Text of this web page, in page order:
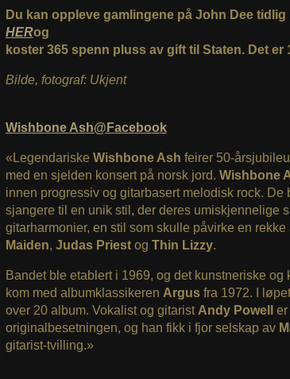
Du kan oppleve gamlingene på John Dee
HERog
koster 365 spenn pluss av gift til Staten. Det er
Bilde, fotograf: Ukjent
Wishbone Ash@Facebook
«Legendariske Wishbone Ash feirer 50-
med en sjelden konsert på norsk jord. Wishbone
innen progressiv og gitarbasert melodisk rock. De
sjangere til en unik stil, der deres umiskjennelige
gitarharmonier, en stil som skulle påvirke en rekke
Maiden, Judas Priest og Thin Lizzy.
Bandet ble etablert i 1969, og det kunstneriske
kom med albumklassikeren Argus fra 1972. I
over 20 album. Vokalist og gitarist Andy Powell
er
originalbesetningen, og han fikk i fjor selskap av
gitarist-tvilling.»